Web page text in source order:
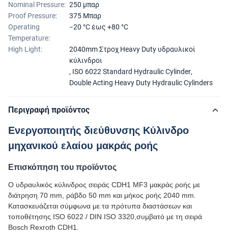
Nominal Pressure: 250 μπαρ
Proof Pressure:
375 Μπαρ
Operating
Temperature:
−20 °C έως +80 °C
High Light:
2040mm Στροχ Heavy Duty υδραυλικοί
κύλινδροι
, ISO 6022 Standard Hydraulic Cylinder,
Double Acting Heavy Duty Hydraulic Cylinders
Περιγραφή προϊόντος
Ενεργοποιητής διεύθυνσης Κύλινδρο
μηχανικού ελαίου μακράς ροής
Επισκόπηση του προϊόντος
Ο υδραυλικός κύλινδρος σειράς CDH1 MF3 μακράς ροής με
διάτρηση 70 mm, ράβδο 50 mm και μήκος ροής 2040 mm.
Κατασκευάζεται σύμφωνα με τα πρότυπα διαστάσεων και
τοποθέτησης ISO 6022 / DIN ISO 3320,συμβατό με τη σειρά
Bosch Rexroth CDH1.